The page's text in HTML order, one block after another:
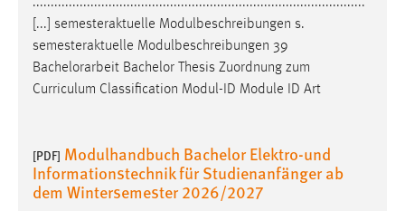
[...] semesteraktuelle Modulbeschreibungen s.
semesteraktuelle Modulbeschreibungen 39
Bachelorarbeit Bachelor Thesis Zuordnung zum
Curriculum Classification Modul-ID Module ID Art
[PDF] Modulhandbuch Bachelor Elektro-und
Informationstechnik für Studienanfänger ab
dem Wintersemester 2026/2027
site-language-preference
Zweck:
Das Cookie speichert die gewählte Sprache der Website.
Cookie Laufzeit:
Chat
Name: